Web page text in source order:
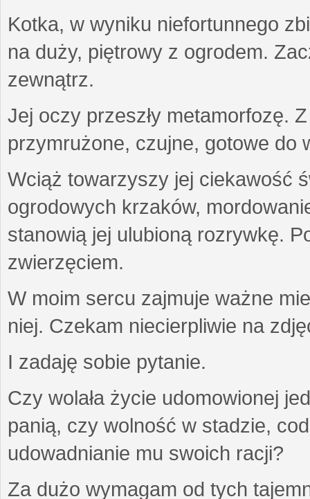
Kotka, w wyniku niefortunnego
na duży, piętrowy z ogrodem.
zewnątrz.
Jej oczy przeszły metamorfozę.
przymrużone, czujne, gotowe do
Wciąż towarzyszy jej ciekawość
ogrodowych krzaków,
stanowią jej ulubioną rozrywkę.
zwierzęciem.
W moim sercu zajmuje ważne
niej. Czekam niecierpliwie na
I zadaję sobie pytanie.
Czy wolała życie udomowionej
panią, czy wolność w stadzie,
udowadnianie mu swoich racji?
Za dużo wymagam od tych